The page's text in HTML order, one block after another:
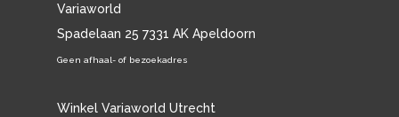
Variaworld
Spadelaan 25 7331 AK Apeldoorn
Geen afhaal- of bezoekadres
Winkel Variaworld Utrecht